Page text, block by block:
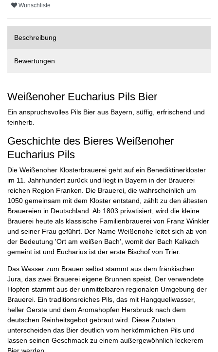
Wunschliste
Beschreibung
Bewertungen
Weißenoher Eucharius Pils Bier
Ein anspruchsvolles Pils Bier aus Bayern, süffig, erfrischend und
feinherb.
Geschichte des Bieres Weißenoher
Eucharius Pils
Die Weißenoher Klosterbrauerei geht auf ein Benediktinerkloster
im 11. Jahrhundert zurück und liegt in Bayern in der Brauerei
reichen Region Franken. Die Brauerei, die wahrscheinlich um
1050 gemeinsam mit dem Kloster entstand, zählt zu den ältesten
Brauereien in Deutschland. Ab 1803 privatisiert, wird die kleine
Brauerei heute als klassische Familienbrauerei von Franz Winkler
und seiner Frau geführt. Der Name Weißenohe leitet sich ab von
der Bedeutung 'Ort am weißen Bach', womit der Bach Kalkach
gemeint ist und Eucharius ist der erste Bischof von Trier.
Das Wasser zum Brauen selbst stammt aus dem fränkischen
Jura, das zwei Brauerei eigene Brunnen speist. Der verwendete
Hopfen stammt aus der unmittelbaren regionalen Umgebung der
Brauerei. Ein traditionsreiches Pils, das mit Hangquellwasser,
heller Gerste und dem Aromahopfen Hersbruck nach dem
deutschen Reinheitsgebot gebraut wird. Diese Zutaten
unterscheiden das Bier deutlich vom herkömmlichen Pils und
lassen seinen Geschmack zu einem außergewöhnlich leckerem